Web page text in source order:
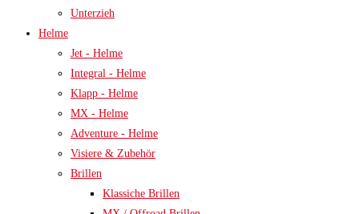
Unterzieh
Helme
Jet - Helme
Integral - Helme
Klapp - Helme
MX - Helme
Adventure - Helme
Visiere & Zubehör
Brillen
Klassiche Brillen